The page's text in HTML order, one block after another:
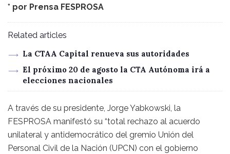
* por Prensa FESPROSA
Related articles
La CTAA Capital renueva sus autoridades
El próximo 20 de agosto la CTA Autónoma irá a
elecciones nacionales
A través de su presidente, Jorge Yabkowski, la
FESPROSA manifestó su “total rechazo al acuerdo
unilateral y antidemocrático del gremio Unión del
Personal Civil de la Nación (UPCN) con el gobierno